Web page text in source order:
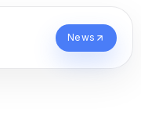
News